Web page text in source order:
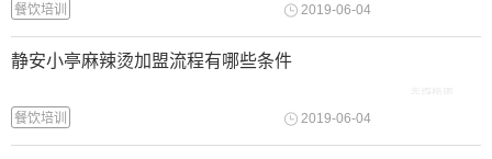
2019-06-04
餐饮培训
静安小亭麻辣烫加盟流程有哪些条件
2019-06-04
餐饮培训